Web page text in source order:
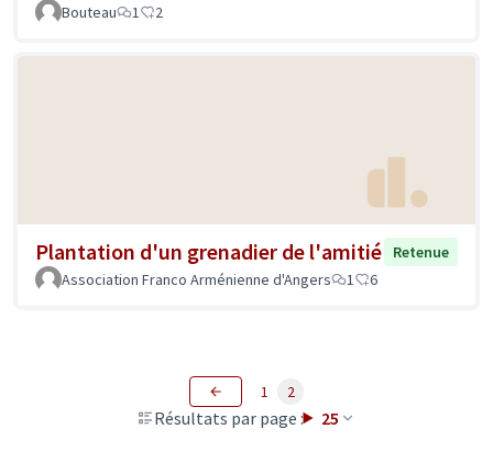
Bouteau 1 2
Plantation d'un grenadier de l'amitié
Retenue
Association Franco Arménienne d'Angers
1 6
Résultats par page : 25
1 2